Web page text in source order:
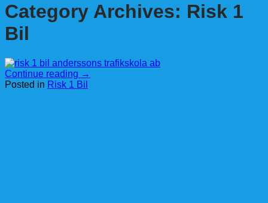
Category Archives: Risk 1
Bil
Continue reading →
Posted in Risk 1 Bil